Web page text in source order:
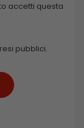
accetti questa
pubblici.